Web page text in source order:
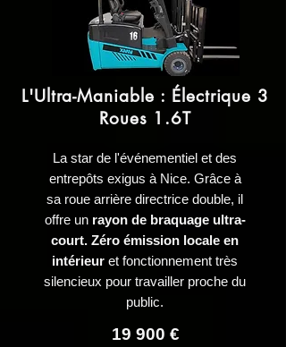
L'Ultra-Maniable : Électrique 3
Roues 1.6T
La star de l'événementiel et des
entrepôts exigus à Nice. Grâce à
sa roue arrière directrice double, il
offre un rayon de braquage ultra-
court. Zéro émission locale en
intérieur et fonctionnement très
silencieux pour travailler proche du
public.
19 900 €